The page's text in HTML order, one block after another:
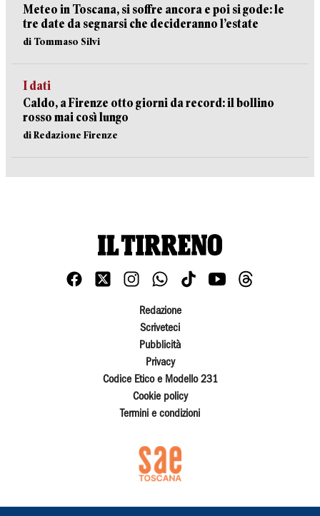
Meteo in Toscana, si soffre ancora e poi si gode: le
tre date da segnarsi che decideranno l’estate
di Tommaso Silvi
I dati
Caldo, a Firenze otto giorni da record: il bollino
rosso mai così lungo
di Redazione Firenze
Redazione
Scriveteci
Pubblicità
Privacy
Codice Etico e Modello 231
Cookie policy
Termini e condizioni